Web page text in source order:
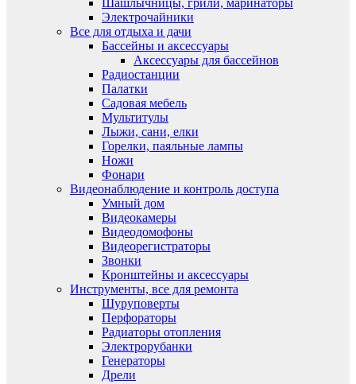
Шашлычницы, грили, маринаторы
Электрочайники
Все для отдыха и дачи
Бассейны и аксессуары
Аксессуары для бассейнов
Радиостанции
Палатки
Садовая мебель
Мультитулы
Лыжи, сани, елки
Горелки, паяльные лампы
Ножи
Фонари
Видеонаблюдение и контроль доступа
Умный дом
Видеокамеры
Видеодомофоны
Видеорегистраторы
Звонки
Кронштейны и аксессуары
Инструменты, все для ремонта
Шуруповерты
Перфораторы
Радиаторы отопления
Электрорубанки
Генераторы
Дрели